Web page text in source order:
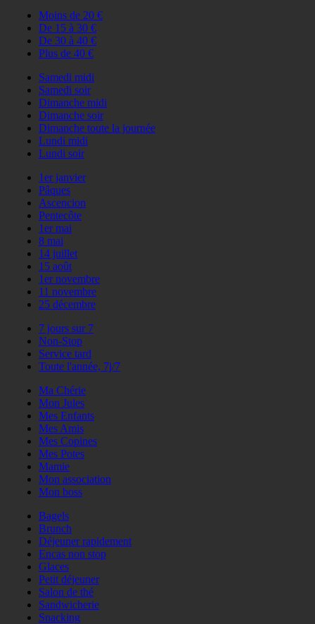
Moins de 20 €
De 15 à 30 €
De 30 à 40 €
Plus de 40 €
Samedi midi
Samedi soir
Dimanche midi
Dimanche soir
Dimanche toute la journée
Lundi midi
Lundi soir
1er janvier
Pâques
Ascencion
Pentecôte
1er mai
8 mai
14 juillet
15 août
1er novembre
11 novembre
25 décembre
7 jours sur 7
Non-Stop
Service tard
Toute l'année, 7j/7
Ma Chérie
Mon Jules
Mes Enfants
Mes Amis
Mes Copines
Mes Potes
Mamie
Mon association
Mon boss
Bagels
Brunch
Déjeuner rapidement
Encas non stop
Glaces
Petit déjeuner
Salon de thé
Sandwicherie
Snacking